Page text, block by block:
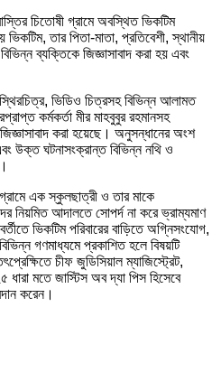
চিতোষী গ্রামে অবস্থিত ভিকটিম
ভিকটিম, তার পিতা-মাতা, প্রতিবেশী, স্থানীয়
ব্যক্তিকে জিজ্ঞাসাবাদ করা হয় এবং
ভিডিও চিত্রসহ বিভিন্ন আলামত
কর্মকর্তা মীর মাহবুবুর রহমানসহ
করা হয়েছে। অনুসন্ধানের অংশ
উক্ত ঘটনাসংক্রান্ত বিভিন্ন নথি ও
এক স্কুলছাত্রী ও তার মাকে
নিয়মিত আদালতে সোপর্দ না করে ভ্রাম্যমাণ
ভিকটিম পরিবারের বাড়িতে অগ্নিসংযোগ,
গণমাধ্যমে প্রকাশিত হলে বিষয়টি
চীফ জুডিসিয়াল ম্যাজিস্ট্রেট,
ধারা মতে জাস্টিস অব দ্যা পিস হিসেবে
করেন।